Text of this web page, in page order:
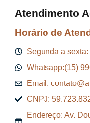
Atendimento
Horário de
Segunda a
Whatsapp:(15)
Email:
CNPJ:
Endereço: Av.